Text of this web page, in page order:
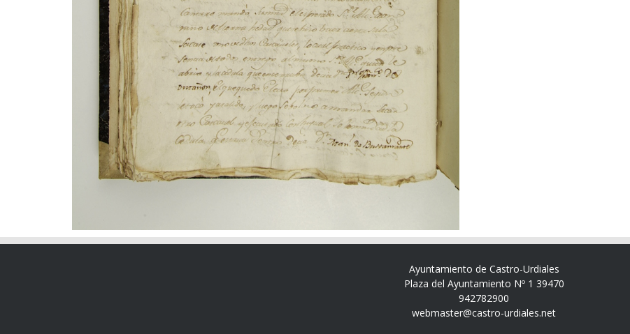
Ayuntamiento de Castro-Urdiales
Plaza del Ayuntamiento Nº 1 39470
942782900
webmaster@castro-urdiales.net